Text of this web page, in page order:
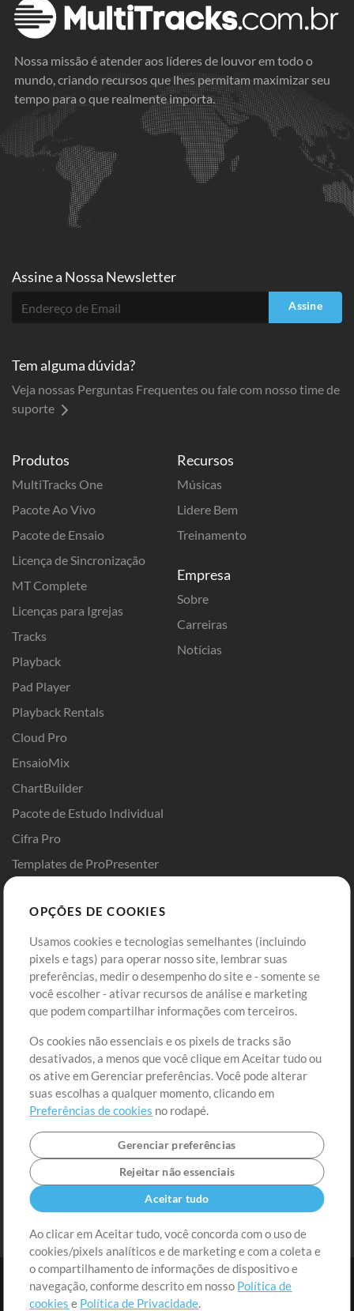
Nossa missão é atender aos líderes de louvor em todo o
mundo, criando recursos que lhes permitam maximizar seu
tempo para o que realmente importa.
Produtos
MultiTracks One
Pacote Ao Vivo
Pacote de Ensaio
Licença de Sincronização
MT Complete
Licenças para Igrejas
Tracks
Playback
Pad Player
Playback Rentals
Cloud Pro
EnsaioMix
ChartBuilder
Pacote de Estudo Individual
Cifra Pro
Templates de ProPresenter
Recursos
Músicas
Lidere Bem
Treinamento
Empresa
Sobre
Carreiras
Notícias
Comprar Créditos
Conteúdo Grátis
Solicite uma Música
Extras
Sessões
Envie seu conteúdo
Playlist
MT Conference
Entre
Cadastre-se
Ir ao carrinho
Assine a Nossa Newsletter
Assine
Tem alguma dúvida?
Veja nossas Perguntas Frequentes ou fale com nosso time de
suporte
OPÇÕES DE COOKIES
Usamos cookies e tecnologias semelhantes (incluindo
pixels e tags) para operar nosso site, lembrar suas
preferências, medir o desempenho do site e - somente se
você escolher - ativar recursos de análise e marketing
que podem compartilhar informações com terceiros.
Os cookies não essenciais e os pixels de tracks são
desativados, a menos que você clique em Aceitar tudo ou
os ative em Gerenciar preferências. Você pode alterar
suas escolhas a qualquer momento, clicando em
Preferências de cookies no rodapé.
Gerenciar preferências
Rejeitar não essenciais
Aceitar tudo
Ao clicar em Aceitar tudo, você concorda com o uso de
cookies/pixels analíticos e de marketing e com a coleta e
o compartilhamento de informações de dispositivo e
navegação, conforme descrito em nosso Política de
cookies e Política de Privacidade.